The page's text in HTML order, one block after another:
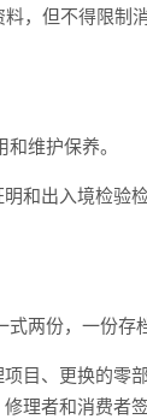
，但不得限制
维护保养。
和出入境检验
两份，一份存
目、更换的零
理者和消费者签